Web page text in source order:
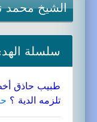
الشيخ محمد
سلسلة الهدى
طبيب حاذق
تلزمه الدية ؟